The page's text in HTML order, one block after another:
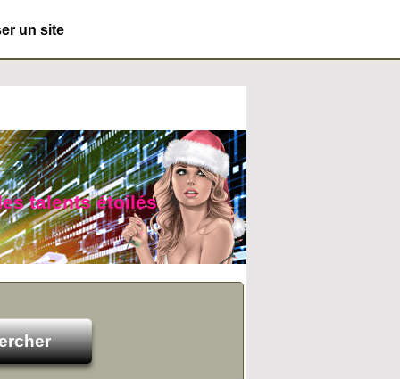
un site
talents étoilés